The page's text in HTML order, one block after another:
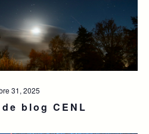
31, 2025
blog CENL